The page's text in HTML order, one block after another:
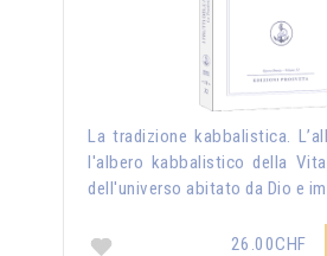
La tradizione kabbalistica.
l'albero kabbalistico della
dell'universo abitato da Dio e
26.00CHF